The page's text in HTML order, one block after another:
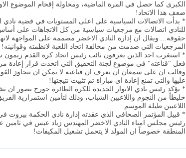
الكبرى كما حصل في المرة الماضية، ومحاولة إقحام الموضوع
ضعف هذا الاتحاد!
* بدأت الاتصالات السياسية على اعلى المستويات في قضية نادي
للنادي اتصالات مع مرجعيات سياسية من كل الاتجاهات على
حقوقه... ويقال ان إدارة النادي الاخضر مصممة على المواجهة
المرجعيات التي صدمت من مخالفة اتحاد اللعبة لانظمته وقوانينه!
* استغرب احد الذين يعرفون نائب رئيس اتحاد كرة القدم
فعل "قناعته" في موضوع لجنة التحقيق التي اتخذت قرار إعادة
وقالت ان على سمعان ان يعرف ان قناعته لا يمكن ان تتجاوز
عليها والتي تمنع إعادة اي مباراة تم تثبيت نتيجتها!
* يؤكد رئيس نادي الانوار الجديدة للكرة الطائرة جورج نصور
خليطاً من النجوم واللاعبين الشباب، وذلك لتأمين استمرارية
اللاعبين طيلة الموسم.
* قبيل المؤتمر الصحافي الذي عقدته إدارة نادي الحكمة
رئيس مجلس امناء النادي الاخضر المهندس زياد عبس في تامين
المنطقة خصوصاً ان المولد لا يتحمل تشغيل المكيفات!